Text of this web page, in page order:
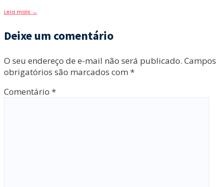
Leia mais →
Deixe um comentário
O seu endereço de e-mail não será publicado. Campos
obrigatórios são marcados com *
Comentário *